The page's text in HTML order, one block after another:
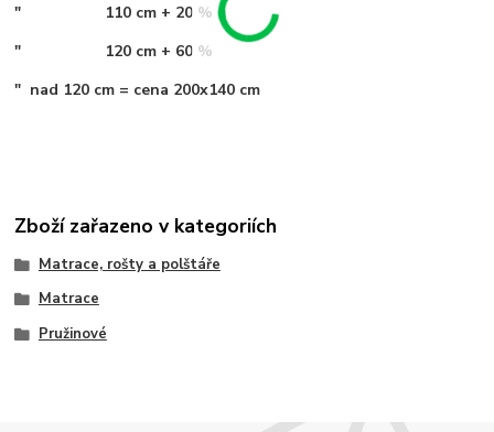
" 110 cm + 20 %
" 120 cm + 60 %
" nad 120 cm = cena 200x140 cm
Zboží zařazeno v kategoriích
Matrace, rošty a polštáře
Matrace
Pružinové